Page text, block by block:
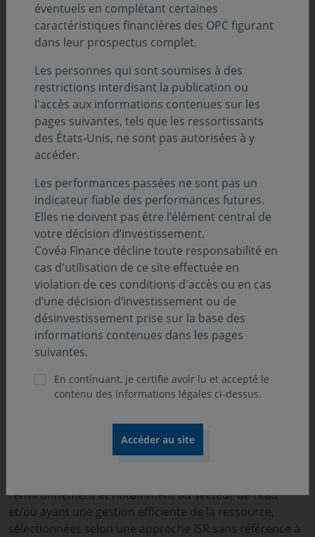
Niveau
1 Niveau
2 Niveau
3 Niveau
4 Niveau
5 Niveau
Durée de placement minimum conseillée :
Zone d’investissement :
Europe
Devise :
EURO
Classification SFDR :
Art. 8
Position-recommandation AMF :
Catégorie 1 AMF
Label :
L'OPCVM cherche à obtenir, sur un horizon de 5 ans,
l’environnement et notamment au secteur de l’eau
et/ou ayant une gestion efficiente de la ressource,
sélectionnées selon une approche ISR sans référence à
éventuels en complétant certaines
caractéristiques financières des OPC figurant
dans leur prospectus complet.
Les personnes qui sont soumises à des
restrictions interdisant la publication ou
l'accès aux informations contenues sur les
pages suivantes, tels que les ressortissants
des États-Unis, ne sont pas autorisées à y
accéder.
Les performances passées ne sont pas un
indicateur fiable des performances futures.
Elles ne doivent pas être l’élément central de
votre décision d’investissement.
Covéa Finance décline toute responsabilité en
cas d'utilisation de ce site effectuée en
violation de ces conditions d'accès ou en cas
d’une décision d’investissement ou de
désinvestissement prise sur la base des
informations contenues dans les pages
suivantes.
En continuant, je certifie avoir lu et accepté le
contenu des informations légales ci-dessus.